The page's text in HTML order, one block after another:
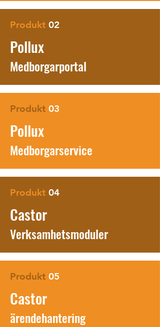
Produkt 02
Pollux
Medborgarportal
Produkt 03
Pollux
Medborgarservice
Produkt 04
Castor
Verksamhetsmoduler
Produkt 05
Castor
ärendehantering